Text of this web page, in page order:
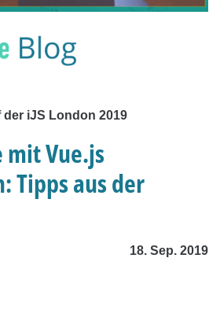
iJS London 2019
mit Vue.js
Tipps aus der
18. Sep. 2019